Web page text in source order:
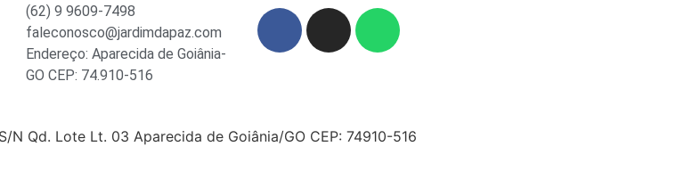
(62) 9 9609-7498
faleconosco@jardimdapaz.com
Endereço: Aparecida de Goiânia-
GO CEP: 74.910-516
N Qd. Lote Lt. 03 Aparecida de Goiânia/GO CEP: 74910-516